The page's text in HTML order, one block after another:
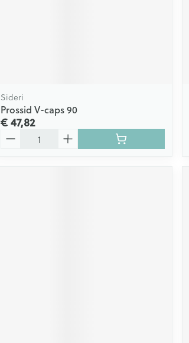
Sideri
Prossid V-caps 90
€ 47,82